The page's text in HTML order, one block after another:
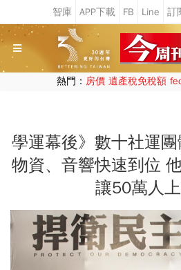
熱門： 房價 遺產稅免稅額
學運幕後》數十社運團
物資、音響快速到位
讓50萬人